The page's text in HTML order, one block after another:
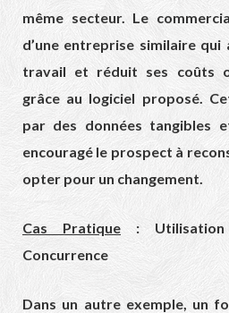
même secteur. Le
d’une entreprise similaire
travail et réduit ses coûts
grâce au logiciel proposé.
par des données tangibles
encouragé le prospect à
opter pour un changement.
Cas Pratique :
Concurrence
Dans un autre exemple, un